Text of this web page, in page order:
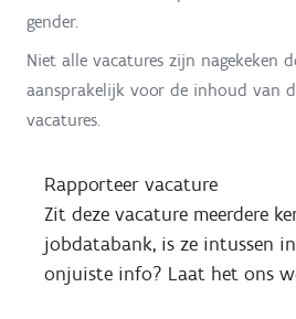
gender.
Niet alle vacatures zijn nagekeken
aansprakelijk voor de inhoud van
vacatures.
Rapporteer vacature
Zit deze vacature meerdere
jobdatabank, is ze intussen
onjuiste info? Laat het ons